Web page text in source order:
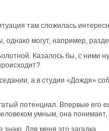
там сложилась
однако могут, например,
Казалось бы, с ними
а в студии «Дождя»
потенциал. Впервые
умным, она
Для меня это загадка.